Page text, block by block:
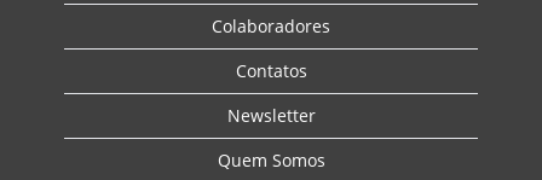
Colaboradores
Contatos
Newsletter
Quem Somos